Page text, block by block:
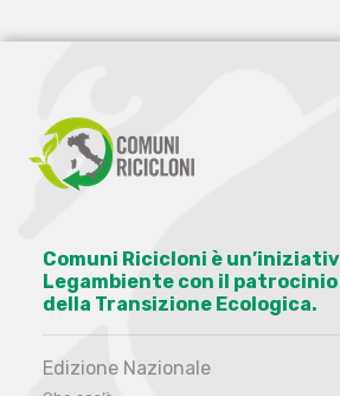
Comuni Ricicloni è
Legambiente con il
della Transizione Ecologica.
Edizione Nazionale